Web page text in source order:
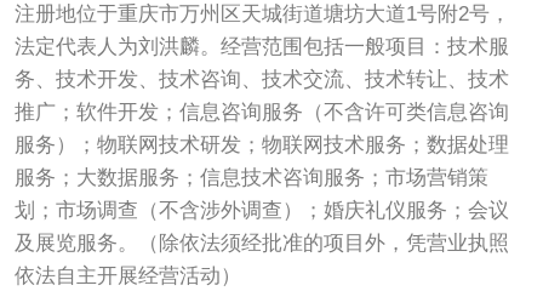
注册地位于重庆市万州区天城街道塘坊大道1号附2号，
法定代表人为刘洪麟。经营范围包括一般项目：技术服
务、技术开发、技术咨询、技术交流、技术转让、技术
推广；软件开发；信息咨询服务（不含许可类信息咨询
服务）；物联网技术研发；物联网技术服务；数据处理
服务；大数据服务；信息技术咨询服务；市场营销策
划；市场调查（不含涉外调查）；婚庆礼仪服务；会议
及展览服务。（除依法须经批准的项目外，凭营业执照
依法自主开展经营活动）